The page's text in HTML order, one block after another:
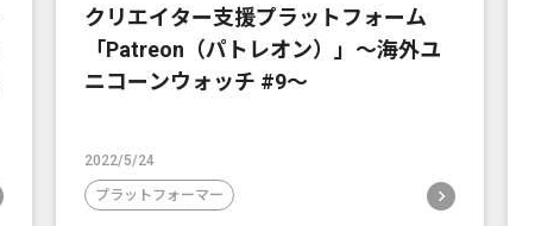
クリエイター支援プラットフォーム
「Patreon（パトレオン）」〜海外ユ
ニコーンウォッチ #9〜
2022/5/24
プラットフォーマー